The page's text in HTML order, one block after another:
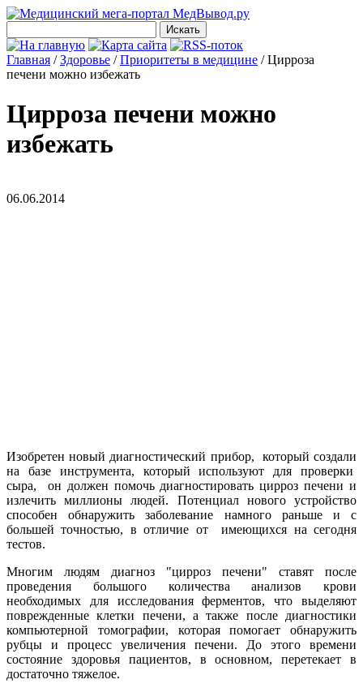
Главная /Здоровье /Приоритеты в медицине /Цирроза
печени можно избежать
Цирроза печени можно
избежать
06.06.2014
Изобретен новый диагностический прибор, который создали
на базе инструмента, который используют для проверки
сыра, он должен помочь диагностировать цирроз печени и
излечить миллионы людей. Потенциал нового устройство
способен обнаружить заболевание намного раньше и с
большей точностью, в отличие от имеющихся на сегодня
тестов.
Многим людям диагноз "цирроз печени" ставят после
проведения большого количества анализов крови
необходимых для исследования ферментов, что выделяют
поврежденные клетки печени, а также после диагностики
компьютерной томографии, которая помогает обнаружить
рубцы и процесс увеличения печени. До этого времени
состояние здоровья пациентов, в основном, перетекает в
достаточно тяжелое.